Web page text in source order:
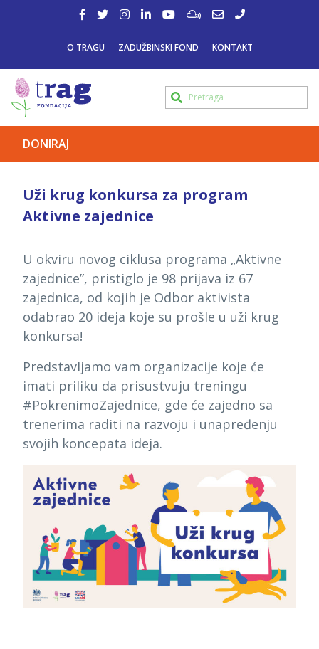
O TRAGU ZADUŽBINSKI FOND KONTAKT
DONIRAJ
Uži krug konkursa za program
Aktivne zajednice
U okviru novog ciklusa programa „Aktivne
zajednice”, pristiglo je 98 prijava iz 67
zajednica, od kojih je Odbor aktivista
odabrao 20 ideja koje su prošle u uži krug
konkursa!
Predstavljamo vam organizacije koje će
imati priliku da prisustvuju treningu
#PokrenimoZajednice, gde će zajedno sa
trenerima raditi na razvoju i unapređenju
svojih koncepata ideja.